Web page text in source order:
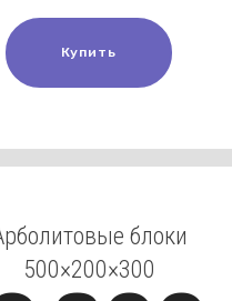
Купить
блоки
500×200×300